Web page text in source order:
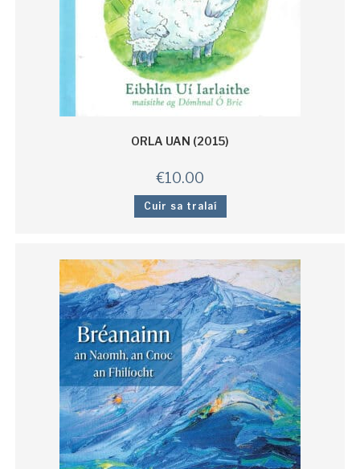
ORLA UAN (2015)
€10.00
Cuir sa tralaí